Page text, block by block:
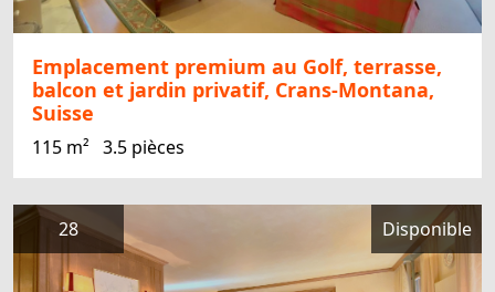
Emplacement premium au Golf, terrasse,
balcon et jardin privatif, Crans-Montana,
Suisse
115 m² 3.5 pièces
28 Disponible